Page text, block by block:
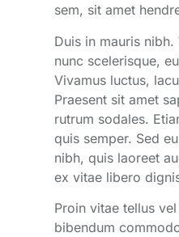
sem, sit amet
Duis in mauris
nunc scelerisque,
Vivamus luctus,
Praesent sit amet
rutrum sodales.
quis semper. Sed
nibh, quis laoreet
ex vitae libero
Proin vitae tellus
bibendum